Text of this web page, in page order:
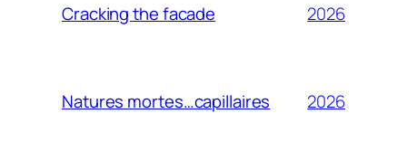
Cracking the facade 2026
Natures mortes…capillaires 2026